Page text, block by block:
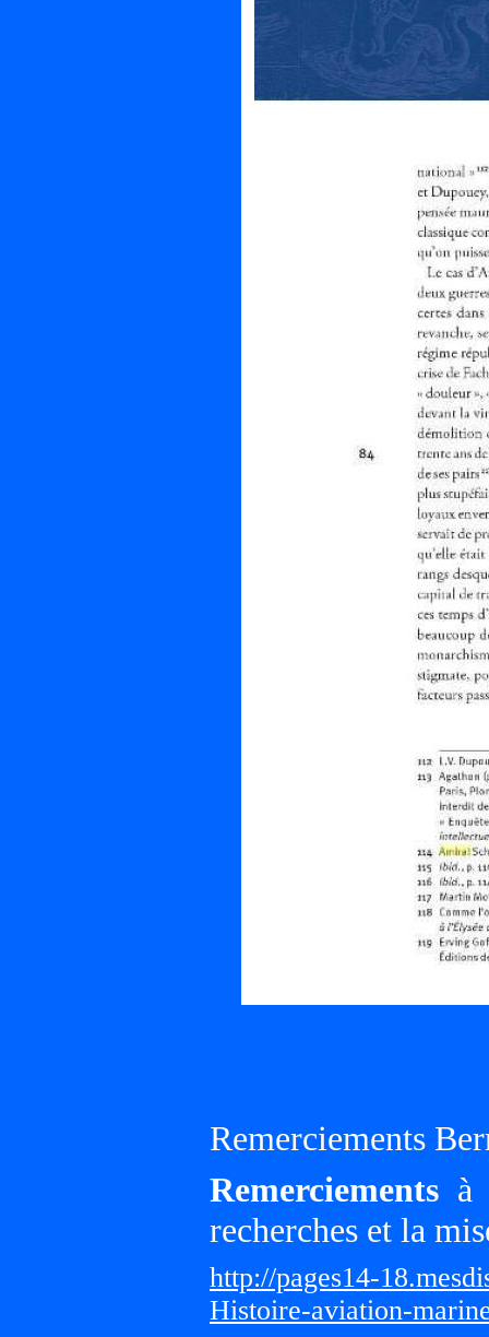
Remerciements
Remerciements à
recherches et la
http://pages14-
Histoire-aviation-